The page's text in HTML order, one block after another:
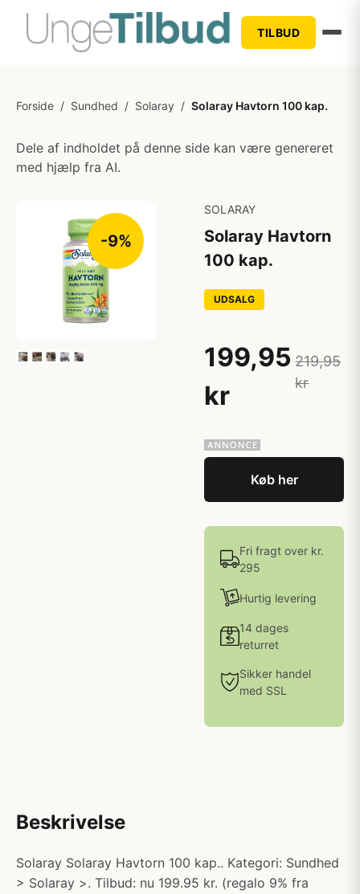
TILBUD
Forside / Sundhed / Solaray / Solaray Havtorn 100 kap.
Dele af indholdet på denne side kan være genereret
med hjælp fra AI.
-9%
SOLARAY
Solaray Havtorn
100 kap.
UDSALG
199,95
kr
219,95
kr
Køb her
Fri fragt over kr.
295
Hurtig levering
14 dages
returret
Sikker handel
med SSL
Beskrivelse
Solaray Solaray Havtorn 100 kap.. Kategori: Sundhed
> Solaray >. Tilbud: nu 199.95 kr. (regalo 9% fra